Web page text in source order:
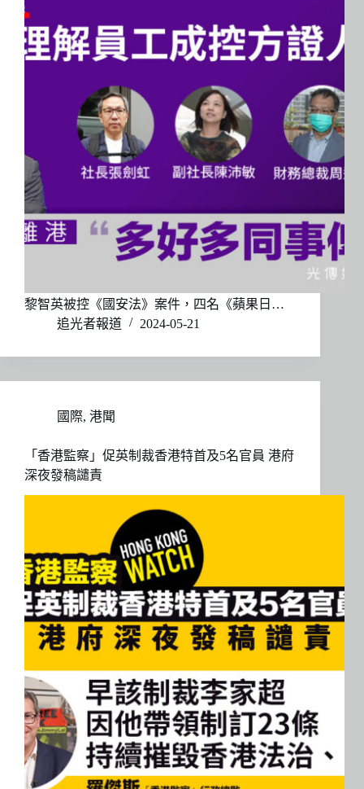
黎智英被控《國安法》案件，四名《蘋果日…
追光者報道
2024-05-21
國際, 港聞
「香港監察」促英制裁香港特首及5名官員 港府
深夜發稿譴責